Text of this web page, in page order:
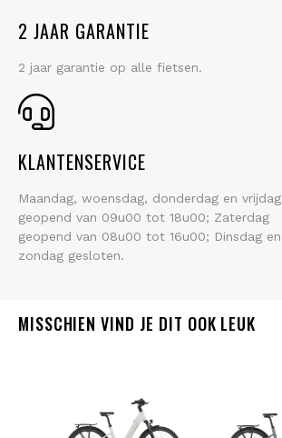
2 JAAR GARANTIE
2 jaar garantie op alle fietsen.
KLANTENSERVICE
Maandag, woensdag, donderdag en vrijdag
geopend van 09u00 tot 18u00; Zaterdag
geopend van 08u00 tot 16u00; Dinsdag en
zondag gesloten.
MISSCHIEN VIND JE DIT OOK LEUK